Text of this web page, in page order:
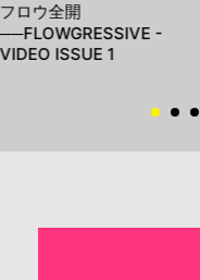
フロウ全開
──FLOWGRESSIVE -
VIDEO ISSUE 1